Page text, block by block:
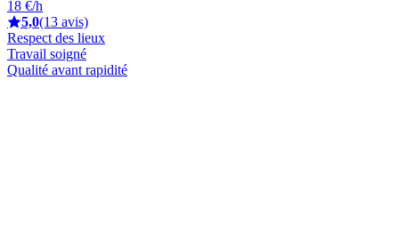
18 €/h
5,0(13 avis)
Respect des lieux
Travail soigné
Qualité avant rapidité